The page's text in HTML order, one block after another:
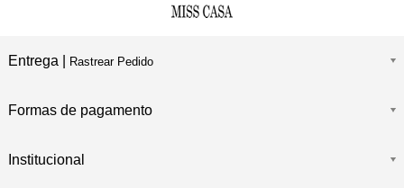
Entrega | Rastrear Pedido
Formas de pagamento
Institucional